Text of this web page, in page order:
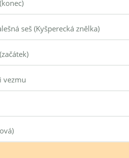
seš (Kyšperecká znělka)
vezmu